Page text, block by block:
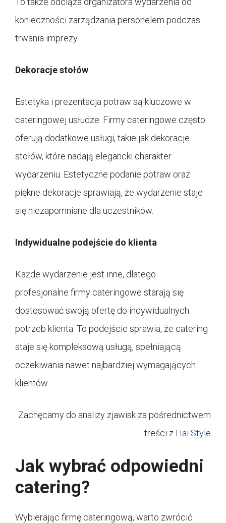
konieczności zarządzania personelem podczas
trwania imprezy.
Dekoracje stołów
Estetyka i prezentacja potraw są kluczowe w
cateringowej usłudze. Firmy cateringowe często
oferują dodatkowe usługi, takie jak dekoracje
stołów, które nadają elegancki charakter
wydarzeniu. Estetyczne podanie potraw oraz
piękne dekoracje sprawiają, że wydarzenie staje
się niezapomniane dla uczestników.
Indywidualne podejście do klienta
Każde wydarzenie jest inne, dlatego
profesjonalne firmy cateringowe starają się
dostosować swoją ofertę do indywidualnych
potrzeb klienta. To podejście sprawia, że catering
staje się kompleksową usługą, spełniającą
oczekiwania nawet najbardziej wymagających
klientów.
Zachęcamy do analizy zjawisk za pośrednictwem
treści z Hai Style
Jak wybrać odpowiedni
catering?
Wybierając firmę cateringową, warto zwrócić